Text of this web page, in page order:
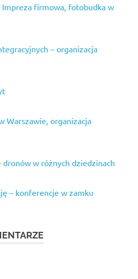
firmowa, fotobudka w
– organizacja
Warszawie, organizacja
w różnych dziedzinach
– konferencje w zamku